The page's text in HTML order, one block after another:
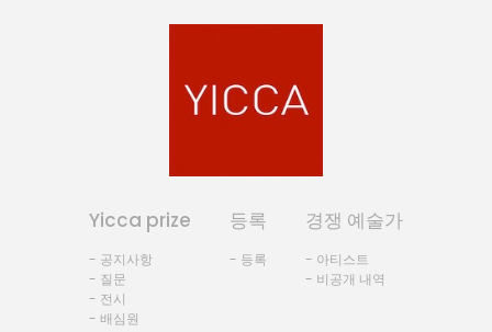
Yicca prize
- 공지사항
- 질문
- 전시
- 배심원
등록
- 등록
경쟁 예술가
- 아티스트
- 비공개 내역